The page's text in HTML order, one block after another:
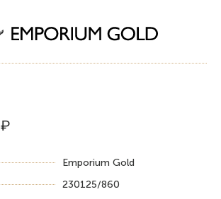
₽
Emporium Gold
230125/860